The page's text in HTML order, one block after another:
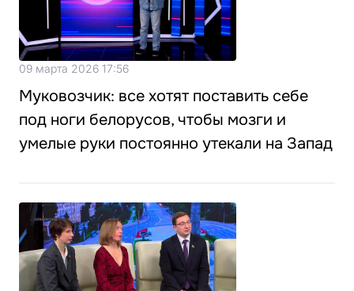
09 марта 2026 17:56
Муковозчик: все хотят поставить себе
под ноги белорусов, чтобы мозги и
умелые руки постоянно утекали на Запад